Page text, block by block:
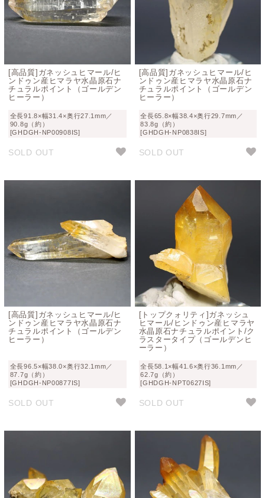
[高品質]ガネッシュヒマール/ヒ
ンドゥン産ヒマラヤ水晶原石ナ
チュラルポイント（ゴールデン
ヒーラー）
全長91.8×幅31.4×奥行27.1mm／
90.8g（約）
[GHDGH-NP00908IS]
SOLD OUT
[高品質]ガネッシュヒマール/ヒ
ンドゥン産ヒマラヤ水晶原石ナ
チュラルポイント（ゴールデン
ヒーラー）
全長65.8×幅38.4×奥行29.7mm／
83.8g（約）
[GHDGH-NP0838IS]
SOLD OUT
[高品質]ガネッシュヒマール/ヒ
ンドゥン産ヒマラヤ水晶原石ナ
チュラルポイント（ゴールデン
ヒーラー）
全長96.5×幅38.0×奥行32.1mm／
87.7g（約）
[GHDGH-NP00877IS]
SOLD OUT
[トップクォリティ]ガネッシュ
ヒマール/ヒンドゥン産ヒマラヤ
水晶原石ナチュラルポイント/ク
ラスタータイプ（ゴールデンヒ
ーラー）
全長58.1×幅41.6×奥行36.1mm／
62.7g（約）
[GHDGH-NPT0627IS]
SOLD OUT